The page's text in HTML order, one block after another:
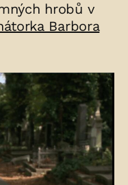
hrobů v
Barbora